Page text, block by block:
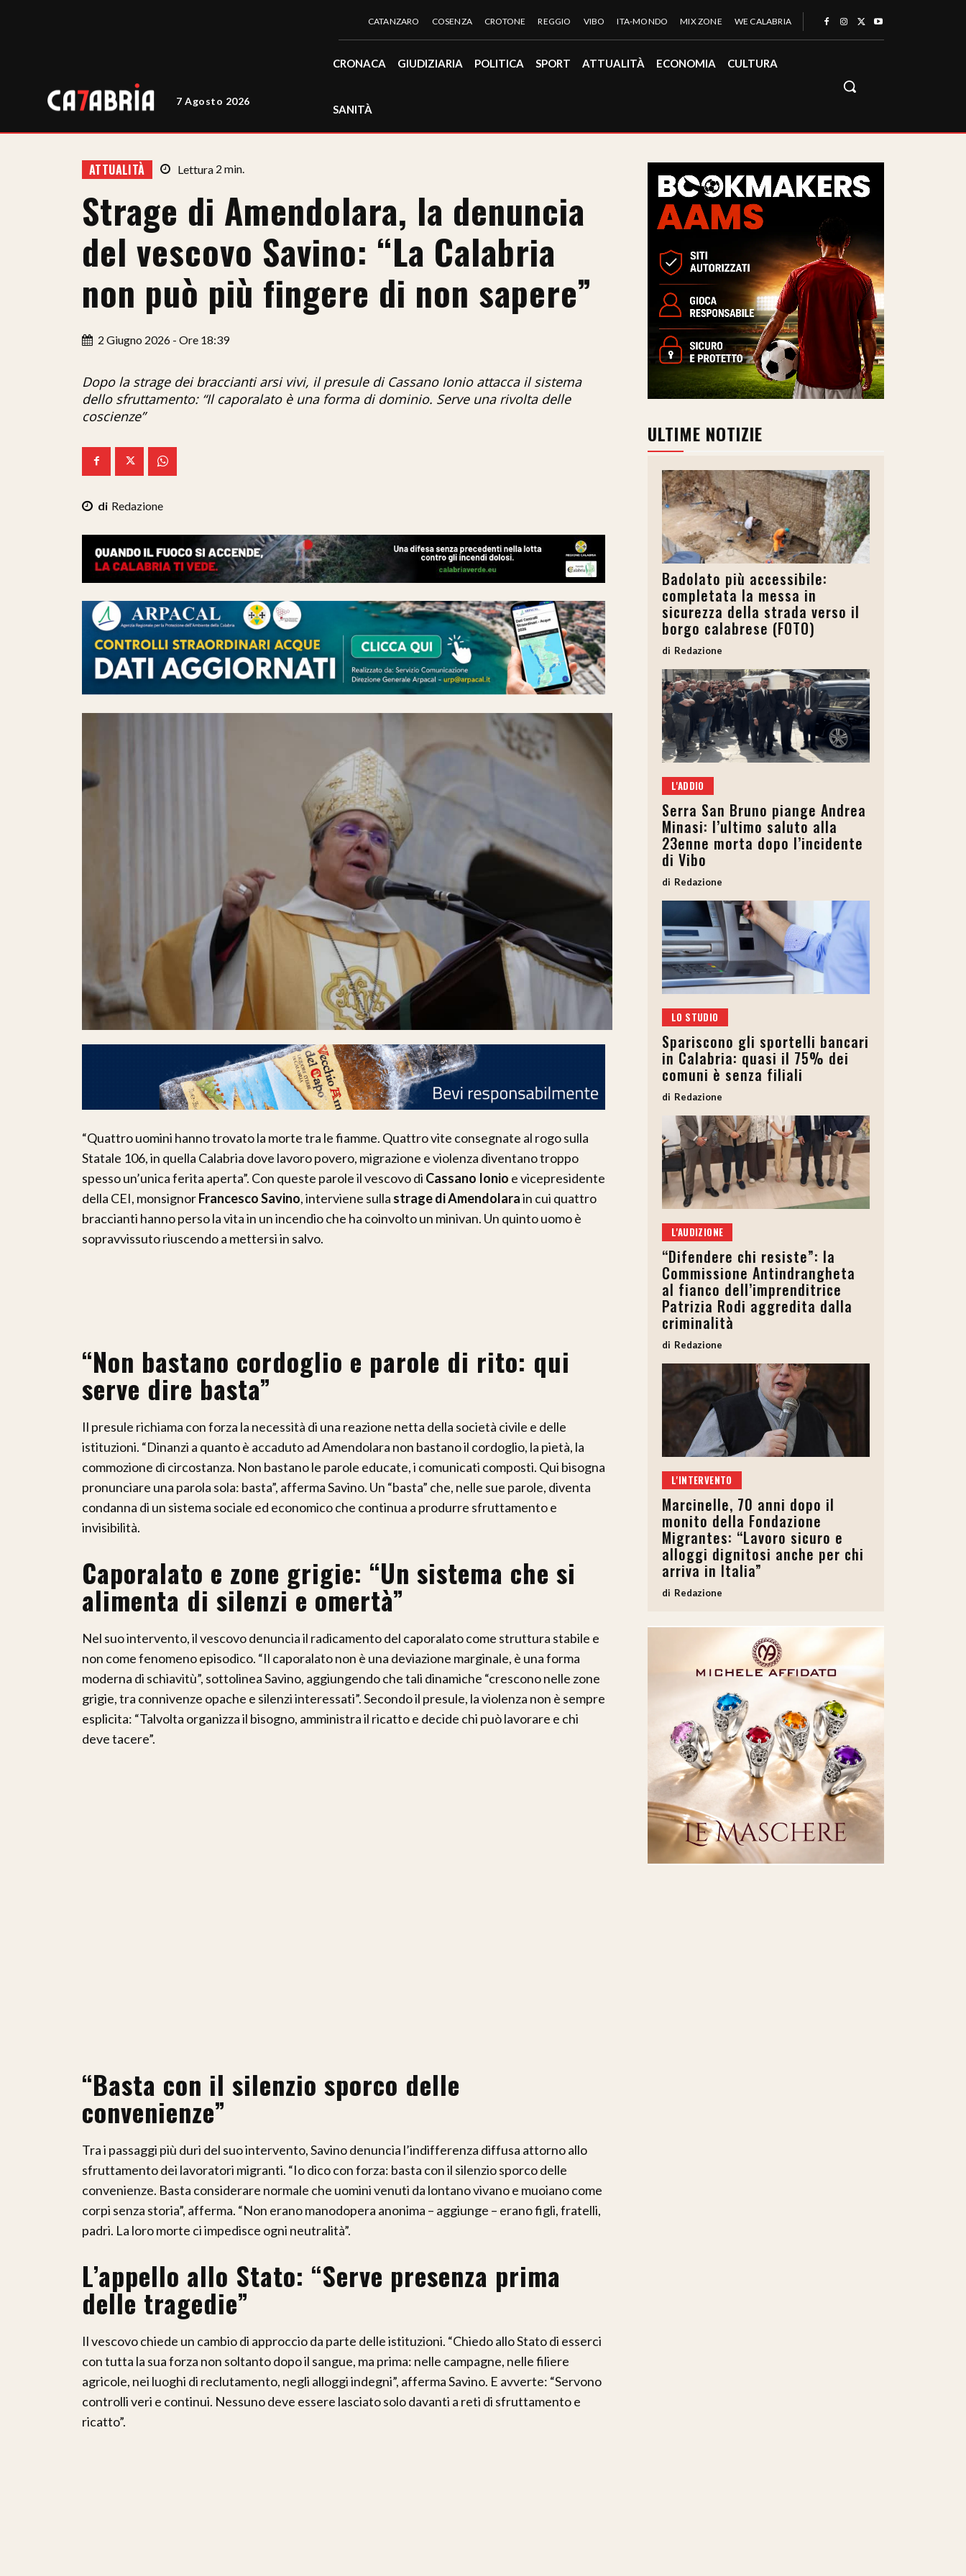
7 Agosto 2026
CATANZARO COSENZA CROTONE REGGIO VIBO ITA-MONDO MIX ZONE WE CALABRIA
CRONACA GIUDIZIARIA POLITICA SPORT ATTUALITÀ ECONOMIA CULTURA
SANITÀ
ATTUALITÀ Lettura 2 min.
Strage di Amendolara, la denuncia
del vescovo Savino: “La Calabria
non può più fingere di non sapere”
2 Giugno 2026 - Ore 18:39
Dopo la strage dei braccianti arsi vivi, il presule di Cassano Ionio attacca il sistema
dello sfruttamento: “Il caporalato è una forma di dominio. Serve una rivolta delle
coscienze”
Redazione
“Quattro uomini hanno trovato la morte tra le fiamme. Quattro vite consegnate al rogo sulla
Statale 106, in quella Calabria dove lavoro povero, migrazione e violenza diventano troppo
spesso un’unica ferita aperta”. Con queste parole il vescovo di Cassano Ionio e vicepresidente
della CEI, monsignorFrancesco Savino, interviene sulla strage di Amendolarain cui quattro
braccianti hanno perso la vita in un incendio che ha coinvolto un minivan. Un quinto uomo è
sopravvissuto riuscendo a mettersi in salvo.
“Non bastano cordoglio e parole di rito: qui
serve dire basta”
Il presule richiama con forza la necessità di una reazione netta della società civile e delle
istituzioni. “Dinanzi a quanto è accaduto ad Amendolara non bastano il cordoglio, la pietà, la
commozione di circostanza. Non bastano le parole educate, i comunicati composti. Qui bisogna
pronunciare una parola sola: basta”, afferma Savino. Un “basta” che, nelle sue parole, diventa
condanna di un sistema sociale ed economico che continua a produrre sfruttamento e
invisibilità.
Caporalato e zone grigie: “Un sistema che si
alimenta di silenzi e omertà”
Nel suo intervento, il vescovo denuncia il radicamento del caporalato come struttura stabile e
non come fenomeno episodico. “Il caporalato non è una deviazione marginale, è una forma
moderna di schiavitù”, sottolinea Savino, aggiungendo che tali dinamiche “crescono nelle zone
grigie, tra connivenze opache e silenzi interessati”. Secondo il presule, la violenza non è sempre
esplicita: “Talvolta organizza il bisogno, amministra il ricatto e decide chi può lavorare e chi
deve tacere”.
“Basta con il silenzio sporco delle
convenienze”
Tra i passaggi più duri del suo intervento, Savino denuncia l’indifferenza diffusa attorno allo
sfruttamento dei lavoratori migranti. “Io dico con forza: basta con il silenzio sporco delle
convenienze. Basta considerare normale che uomini venuti da lontano vivano e muoiano come
corpi senza storia”, afferma. “Non erano manodopera anonima – aggiunge – erano figli, fratelli,
padri. La loro morte ci impedisce ogni neutralità”.
L’appello allo Stato: “Serve presenza prima
delle tragedie”
Il vescovo chiede un cambio di approccio da parte delle istituzioni. “Chiedo allo Stato di esserci
con tutta la sua forza non soltanto dopo il sangue, ma prima: nelle campagne, nelle filiere
agricole, nei luoghi di reclutamento, negli alloggi indegni”, afferma Savino. E avverte: “Servono
controlli veri e continui. Nessuno deve essere lasciato solo davanti a reti di sfruttamento e
ricatto”.
ULTIME NOTIZIE
Badolato più accessibile:
completata la messa in
sicurezza della strada verso il
borgo calabrese (FOTO)
Redazione
L'ADDIO
Serra San Bruno piange Andrea
Minasi: l’ultimo saluto alla
23enne morta dopo l’incidente
di Vibo
Redazione
LO STUDIO
Spariscono gli sportelli bancari
in Calabria: quasi il 75% dei
comuni è senza filiali
Redazione
L'AUDIZIONE
“Difendere chi resiste”: la
Commissione Antindrangheta
al fianco dell’imprenditrice
Patrizia Rodi aggredita dalla
criminalità
Redazione
L'INTERVENTO
Marcinelle, 70 anni dopo il
monito della Fondazione
Migrantes: “Lavoro sicuro e
alloggi dignitosi anche per chi
arriva in Italia”
Redazione